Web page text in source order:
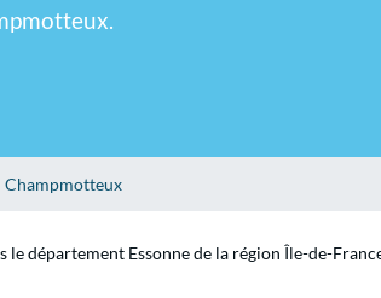
Champmotteux
le département Essonne de la région Île-de-